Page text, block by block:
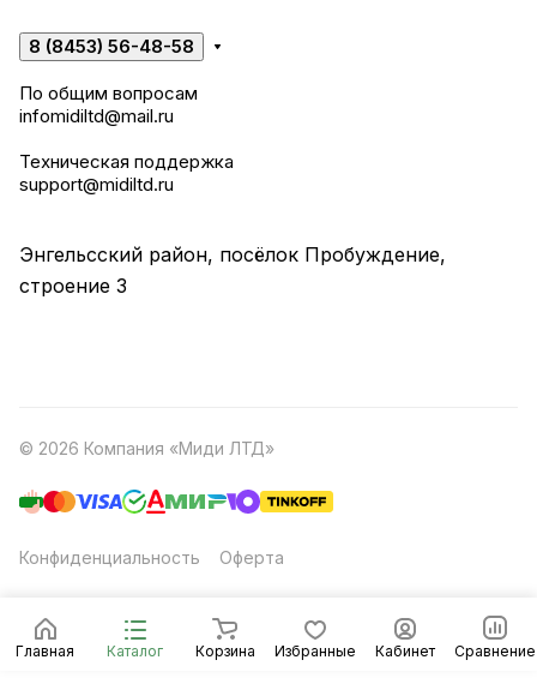
Главная Каталог Корзина Избранные Кабинет Сравнение
8 (8453) 56-48-58
По общим вопросам
infomidiltd@mail.ru
Техническая поддержка
support@midiltd.ru
Энгельсский район, посёлок Пробуждение,
строение 3
© 2026 Компания «Миди ЛТД»
Конфиденциальность Оферта